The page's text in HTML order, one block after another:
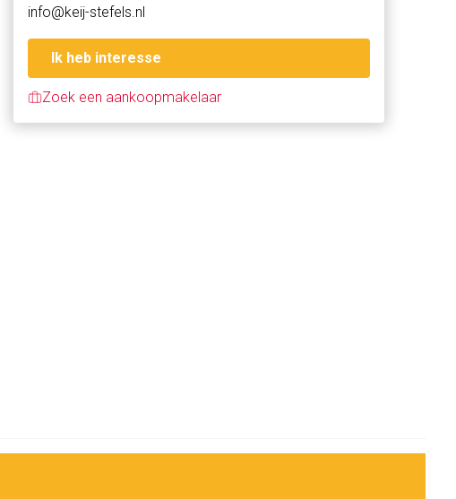
info@keij-stefels.nl
Ik heb interesse
Zoek een aankoopmakelaar